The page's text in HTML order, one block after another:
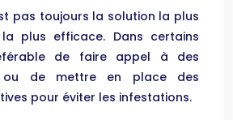
pas toujours la solution la plus
plus efficace. Dans certains
de faire appel à des
ou de mettre en place des
pour éviter les infestations.